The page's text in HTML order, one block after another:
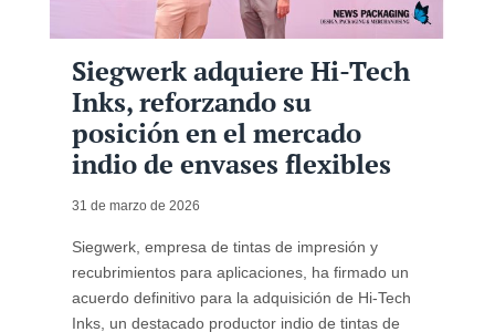
Siegwerk adquiere Hi-Tech
Inks, reforzando su
posición en el mercado
indio de envases flexibles
31 de marzo de 2026
Siegwerk, empresa de tintas de impresión y
recubrimientos para aplicaciones, ha firmado un
acuerdo definitivo para la adquisición de Hi-Tech
Inks, un destacado productor indio de tintas de